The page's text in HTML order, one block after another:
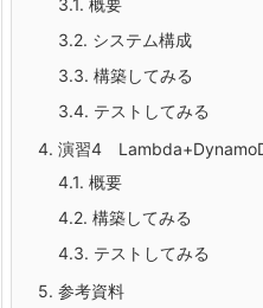
3.1. 概要
3.2. システム構成
3.3. 構築してみる
3.4. テストしてみる
4. 演習4
4.1. 概要
4.2. 構築してみる
4.3. テストしてみる
5. 参考資料